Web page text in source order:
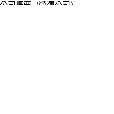
公司概要（營運公司）